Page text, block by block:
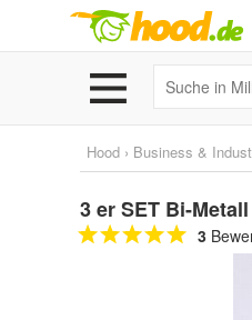
Hood › Business &
3 er SET Bi-
3